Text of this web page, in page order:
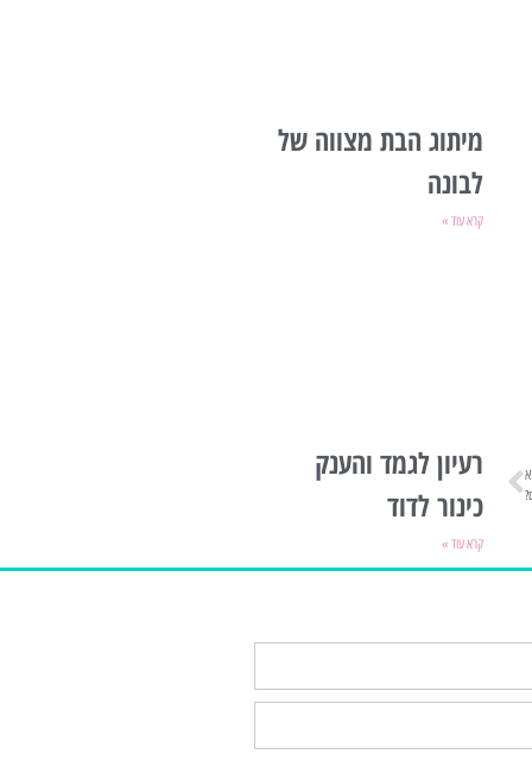
מיתוג הבת מצווה של
לבונה
קרא עוד »
רעיון לגמד והענק
כינור לדוד
קרא עוד »